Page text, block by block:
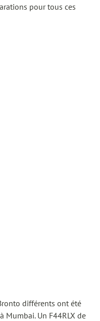
pour tous ces
différents ont été
Mumbai. Un F44RLX de